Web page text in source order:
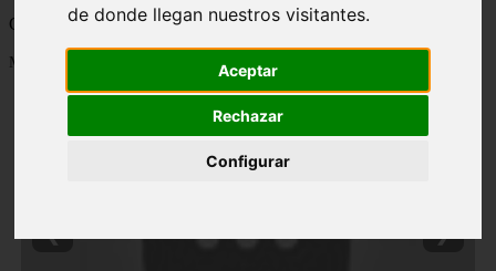
de donde llegan nuestros visitantes.
Aceptar
Rechazar
Configurar
Cosas curiosas, curiosidades, noticias impactantes y mucho mas
Mostrando 1 - 24 de 2838 artículos